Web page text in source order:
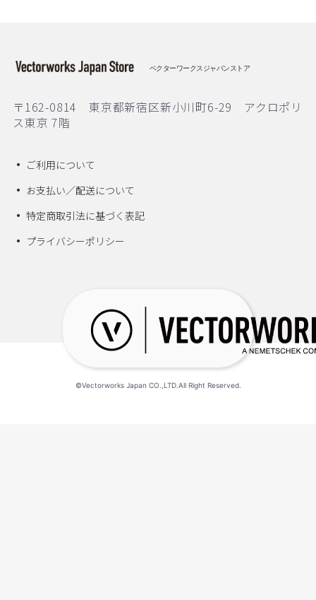
ベクターワークスジャパンストア
〒162-0814 東京都新宿区新小川町6-29 アクロポリ
ス東京 7階
ご利用について
お支払い／配送について
特定商取引法に基づく表記
プライバシーポリシー
©Vectorworks Japan CO.,LTD.All Right Reserved.